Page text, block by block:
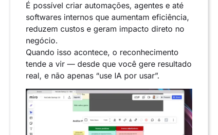
É possível criar automações, agentes e até
softwares internos que aumentam eficiência,
reduzem custos e geram impacto direto no
negócio.
Quando isso acontece, o reconhecimento
tende a vir — desde que você gere resultado
real, e não apenas “use IA por usar”.